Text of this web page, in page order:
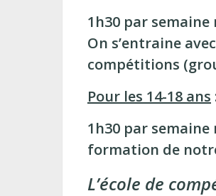
1h30 par
On s’entraine
compétitions
Pour les 14-18 ans
1h30 par semaine
formation de
L’école de